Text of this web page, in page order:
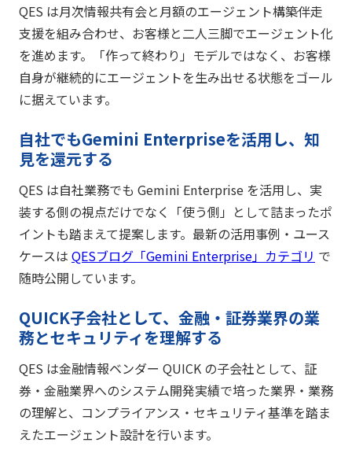
QES は月次情報共有会と月額のエージェント構築伴走
支援を組み合わせ、お客様と二人三脚でエージェント化
を進めます。「作って終わり」モデルではなく、お客様
自身が継続的にエージェントを生み出せる状態をゴール
に据えています。
自社でもGemini Enterpriseを活用し、知
見を還元する
QES は自社業務でも Gemini Enterprise を活用し、実
装する側の視点だけでなく「使う側」として詰まったポ
イントも踏まえて提案します。最新の活用事例・ユース
ケースは QESブログ「Gemini Enterprise」カテゴリ で
随時公開しています。
QUICK子会社として、金融・証券業界の業
務とセキュリティを理解する
QES は金融情報ベンダー QUICK の子会社として、証
券・金融業界へのシステム開発実績で培った業界・業務
の理解と、コンプライアンス・セキュリティ基準を踏ま
えたエージェント設計を行います。